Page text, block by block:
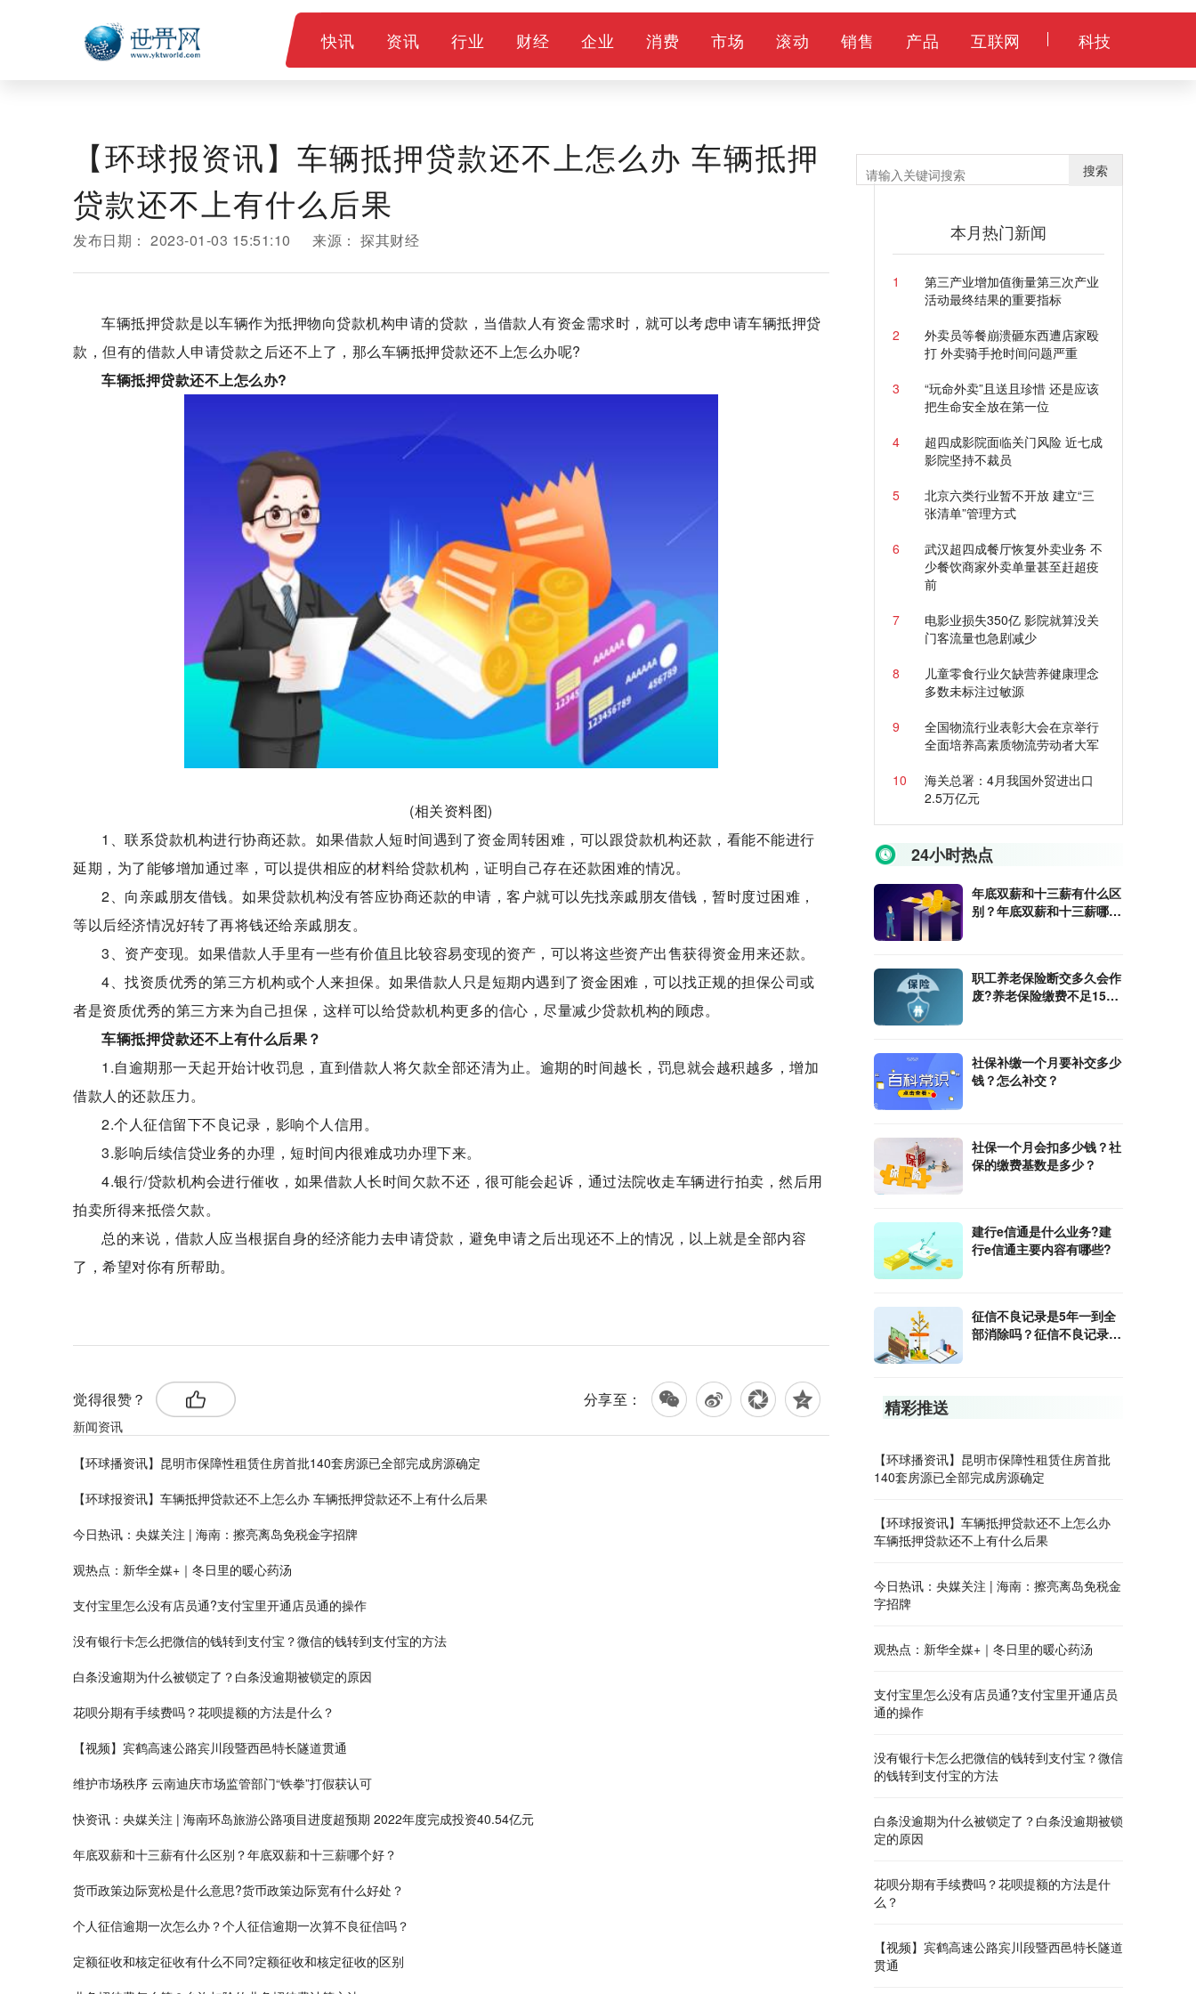
快讯 资讯 行业 财经 企业 消费 市场 滚动 销售 产品 互联网 科技
【环球报资讯】车辆抵押贷款还不上怎么办 车辆抵押
贷款还不上有什么后果
发布日期： 2023-01-03 15:51:10 来源： 探其财经
车辆抵押贷款是以车辆作为抵押物向贷款机构申请的贷款，当借款人有资金需求时，就可以考虑申请车辆抵押贷
款，但有的借款人申请贷款之后还不上了，那么车辆抵押贷款还不上怎么办呢?
车辆抵押贷款还不上怎么办?
(相关资料图)
1、联系贷款机构进行协商还款。如果借款人短时间遇到了资金周转困难，可以跟贷款机构还款，看能不能进行
延期，为了能够增加通过率，可以提供相应的材料给贷款机构，证明自己存在还款困难的情况。
2、向亲戚朋友借钱。如果贷款机构没有答应协商还款的申请，客户就可以先找亲戚朋友借钱，暂时度过困难，
等以后经济情况好转了再将钱还给亲戚朋友。
3、资产变现。如果借款人手里有一些有价值且比较容易变现的资产，可以将这些资产出售获得资金用来还款。
4、找资质优秀的第三方机构或个人来担保。如果借款人只是短期内遇到了资金困难，可以找正规的担保公司或
者是资质优秀的第三方来为自己担保，这样可以给贷款机构更多的信心，尽量减少贷款机构的顾虑。
车辆抵押贷款还不上有什么后果？
1.自逾期那一天起开始计收罚息，直到借款人将欠款全部还清为止。逾期的时间越长，罚息就会越积越多，增加
借款人的还款压力。
2.个人征信留下不良记录，影响个人信用。
3.影响后续信贷业务的办理，短时间内很难成功办理下来。
4.银行/贷款机构会进行催收，如果借款人长时间欠款不还，很可能会起诉，通过法院收走车辆进行拍卖，然后用
拍卖所得来抵偿欠款。
总的来说，借款人应当根据自身的经济能力去申请贷款，避免申请之后出现还不上的情况，以上就是全部内容
了，希望对你有所帮助。
觉得很赞？ 分享至：
新闻资讯
【环球播资讯】昆明市保障性租赁住房首批140套房源已全部完成房源确定
【环球报资讯】车辆抵押贷款还不上怎么办 车辆抵押贷款还不上有什么后果
今日热讯：央媒关注 | 海南：擦亮离岛免税金字招牌
观热点：新华全媒+｜冬日里的暖心药汤
支付宝里怎么没有店员通?支付宝里开通店员通的操作
没有银行卡怎么把微信的钱转到支付宝？微信的钱转到支付宝的方法
白条没逾期为什么被锁定了？白条没逾期被锁定的原因
花呗分期有手续费吗？花呗提额的方法是什么？
【视频】宾鹤高速公路宾川段暨西邑特长隧道贯通
维护市场秩序 云南迪庆市场监管部门“铁拳”打假获认可
快资讯：央媒关注 | 海南环岛旅游公路项目进度超预期 2022年度完成投资40.54亿元
年底双薪和十三薪有什么区别？年底双薪和十三薪哪个好？
货币政策边际宽松是什么意思?货币政策边际宽有什么好处？
个人征信逾期一次怎么办？个人征信逾期一次算不良征信吗？
定额征收和核定征收有什么不同?定额征收和核定征收的区别
搜索
本月热门新闻
1
第三产业增加值衡量第三次产业
活动最终结果的重要指标
2
外卖员等餐崩溃砸东西遭店家殴
打 外卖骑手抢时间问题严重
3
“玩命外卖”且送且珍惜 还是应该
把生命安全放在第一位
4
超四成影院面临关门风险 近七成
影院坚持不裁员
5
北京六类行业暂不开放 建立“三
张清单”管理方式
6
武汉超四成餐厅恢复外卖业务 不
少餐饮商家外卖单量甚至赶超疫
前
7
电影业损失350亿 影院就算没关
门客流量也急剧减少
8
儿童零食行业欠缺营养健康理念
多数未标注过敏源
9
全国物流行业表彰大会在京举行
全面培养高素质物流劳动者大军
10
海关总署：4月我国外贸进出口
2.5万亿元
24小时热点
年底双薪和十三薪有什么区
别？年底双薪和十三薪哪个
职工养老保险断交多久会作
废?养老保险缴费不足15年
社保补缴一个月要补交多少
钱？怎么补交？
社保一个月会扣多少钱？社
保的缴费基数是多少？
建行e信通是什么业务?建
行e信通主要内容有哪些?
征信不良记录是5年一到全
部消除吗？征信不良记录如
精彩推送
【环球播资讯】昆明市保障性租赁住房首批
140套房源已全部完成房源确定
【环球报资讯】车辆抵押贷款还不上怎么办
车辆抵押贷款还不上有什么后果
今日热讯：央媒关注 | 海南：擦亮离岛免税金
字招牌
观热点：新华全媒+｜冬日里的暖心药汤
支付宝里怎么没有店员通?支付宝里开通店员
通的操作
没有银行卡怎么把微信的钱转到支付宝？微信
的钱转到支付宝的方法
白条没逾期为什么被锁定了？白条没逾期被锁
定的原因
花呗分期有手续费吗？花呗提额的方法是什
么？
【视频】宾鹤高速公路宾川段暨西邑特长隧道
贯通